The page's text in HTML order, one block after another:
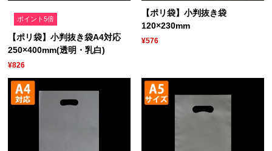
ポイント5倍
【ポリ袋】小判抜き袋A4対応
250×400mm(透明・乳白)
¥826
【ポリ袋】小判抜き袋
120×230mm
¥576